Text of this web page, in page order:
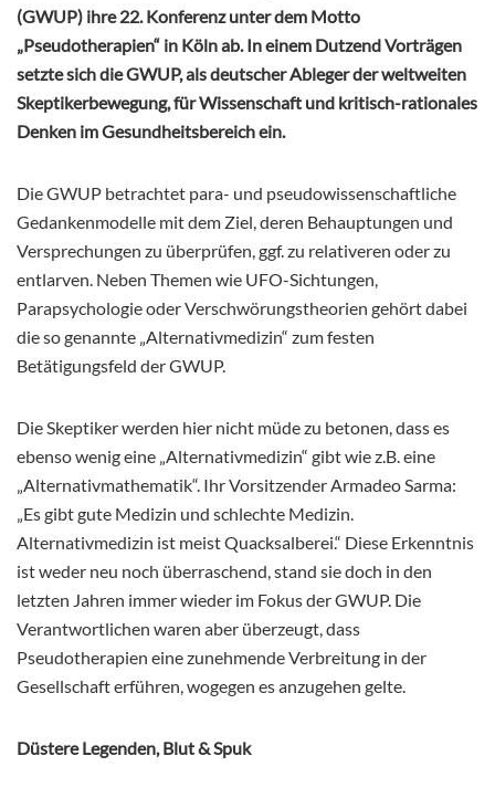
(GWUP) ihre 22. Konferenz unter dem Motto
„Pseudotherapien“ in Köln ab.In einem Dutzend Vorträgen
setzte sich die GWUP, als deutscher Ableger der weltweiten
Skeptikerbewegung, für Wissenschaft und kritisch-rationales
Denken im Gesundheitsbereich ein.
Die GWUP betrachtet para- und pseudowissenschaftliche
Gedankenmodelle mit dem Ziel, deren Behauptungen und
Versprechungen zu überprüfen, ggf. zu relativeren oder zu
entlarven. Neben Themen wie UFO-Sichtungen,
Parapsychologie oder Verschwörungstheorien gehört dabei
die so genannte „Alternativmedizin“ zum festen
Betätigungsfeld der GWUP.
Die Skeptiker werden hier nicht müde zu betonen, dass es
ebenso wenig eine „Alternativmedizin“ gibt wie z.B. eine
„Alternativmathematik“. Ihr Vorsitzender Armadeo Sarma:
„Es gibt gute Medizin und schlechte Medizin.
Alternativmedizin ist meist Quacksalberei.“ Diese Erkenntnis
ist weder neu noch überraschend, stand sie doch in den
letzten Jahren immer wieder im Fokus der GWUP. Die
Verantwortlichen waren aber überzeugt, dass
Pseudotherapien eine zunehmende Verbreitung in der
Gesellschaft erführen, wogegen es anzugehen gelte.
Düstere Legenden, Blut & Spuk